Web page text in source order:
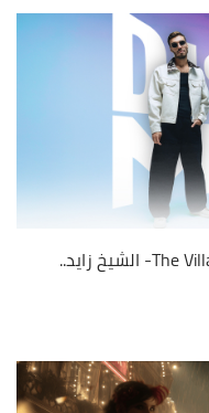
استمتعوا بحفلة ديسكو مصر في The Village- الشيخ زايد..